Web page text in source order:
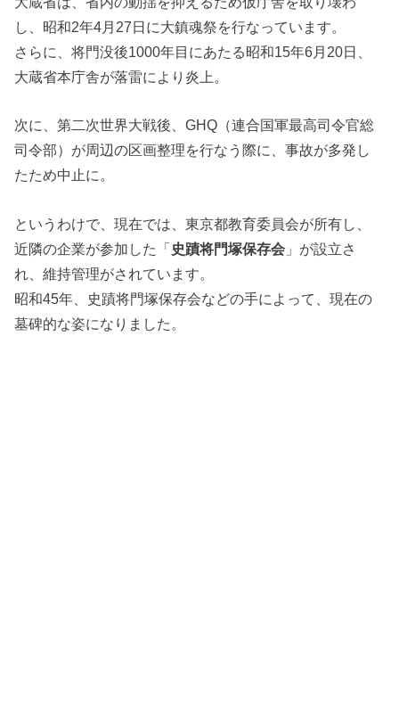
し、昭和2年4月27日に大鎮魂祭を行なっています。
さらに、将門没後1000年目にあたる昭和15年6月20日、
大蔵省本庁舎が落雷により炎上。
次に、第二次世界大戦後、GHQ（連合国軍最高司令官総
司令部）が周辺の区画整理を行なう際に、事故が多発し
たため中止に。
というわけで、現在では、東京都教育委員会が所有し、
近隣の企業が参加した「史蹟将門塚保存会 」が設立さ
れ、維持管理がされています。
昭和45年、史蹟将門塚保存会などの手によって、現在の
墓碑的な姿になりました。